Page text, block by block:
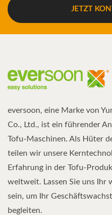
JETZT
eversoon, eine Marke von
Co., Ltd., ist ein führender
Tofu-Maschinen. Als Hüter
teilen wir unsere
Erfahrung in der Tofu-
weltweit. Lassen Sie uns Ihr
sein, um Ihr
begleiten.